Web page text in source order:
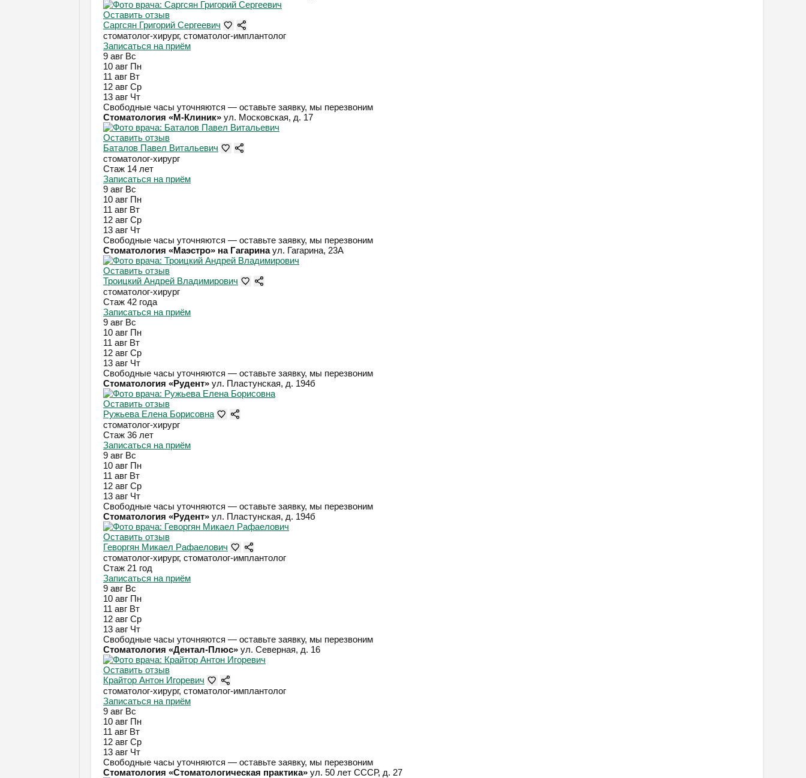
Оставить отзыв
Саргсян Григорий Сергеевич
стоматолог-хирург, стоматолог-имплантолог
Записаться на приём
9 авг Вс
10 авг Пн
11 авг Вт
12 авг Ср
13 авг Чт
Свободные часы уточняются — оставьте заявку, мы перезвоним
Стоматология «М-Клиник» ул. Московская, д. 17
Оставить отзыв
Баталов Павел Витальевич
стоматолог-хирург
Стаж 14 лет
Записаться на приём
9 авг Вс
10 авг Пн
11 авг Вт
12 авг Ср
13 авг Чт
Свободные часы уточняются — оставьте заявку, мы перезвоним
Стоматология «Маэстро» на Гагарина ул. Гагарина, 23А
Оставить отзыв
Троицкий Андрей Владимирович
стоматолог-хирург
Стаж 42 года
Записаться на приём
9 авг Вс
10 авг Пн
11 авг Вт
12 авг Ср
13 авг Чт
Свободные часы уточняются — оставьте заявку, мы перезвоним
Стоматология «Рудент» ул. Пластунская, д. 194б
Оставить отзыв
Ружьева Елена Борисовна
стоматолог-хирург
Стаж 36 лет
Записаться на приём
9 авг Вс
10 авг Пн
11 авг Вт
12 авг Ср
13 авг Чт
Свободные часы уточняются — оставьте заявку, мы перезвоним
Стоматология «Рудент» ул. Пластунская, д. 194б
Оставить отзыв
Геворгян Микаел Рафаелович
стоматолог-хирург, стоматолог-имплантолог
Стаж 21 год
Записаться на приём
9 авг Вс
10 авг Пн
11 авг Вт
12 авг Ср
13 авг Чт
Свободные часы уточняются — оставьте заявку, мы перезвоним
Стоматология «Дентал-Плюс» ул. Северная, д. 16
Оставить отзыв
Крайтор Антон Игоревич
стоматолог-хирург, стоматолог-имплантолог
Записаться на приём
9 авг Вс
10 авг Пн
11 авг Вт
12 авг Ср
13 авг Чт
Свободные часы уточняются — оставьте заявку, мы перезвоним
Стоматология «Стоматологическая практика» ул. 50 лет СССР, д. 27